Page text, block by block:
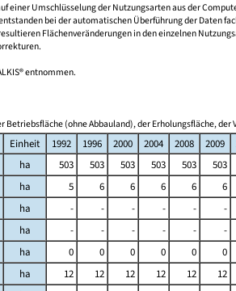
einer Umschlüsselung der Nutzungsarten aus der
bei der automatischen Überführung der Daten
Flächenveränderungen in den einzelnen
entnommen.
(ohne Abbauland), der Erholungsfläche, der
Einheit 1992 1996 2000 2004 2008 2009
ha 503 503 503 503 503 503
ha 5 6 6 6 6 6
ha - - - - - -
ha - - - - - -
ha 0 0 0 0 0 0
ha 12 12 12 12 12 12